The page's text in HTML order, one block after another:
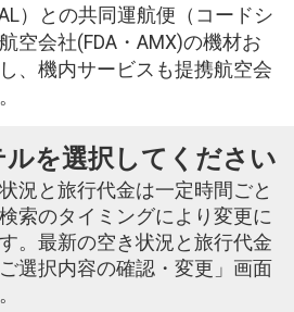
）との共同運航便（コードシ
空会社(FDA・AMX)の機材お
、機内サービスも提携航空会
を選択してください
況と旅行代金は一定時間ごと
索のタイミングにより変更に
。最新の空き状況と旅行代金
選択内容の確認・変更」画面